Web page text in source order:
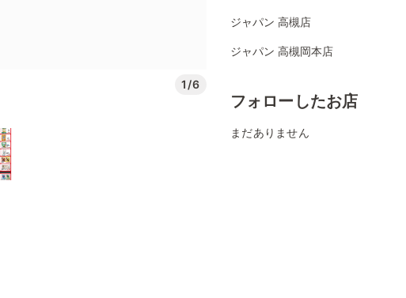
1/6
ジャパン 高槻店
ジャパン 高槻岡本店
フォローしたお店
まだありません